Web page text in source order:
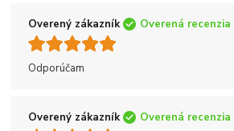
Overený zákazník Overená recenzia
Odporúčam
Overený zákazník Overená recenzia